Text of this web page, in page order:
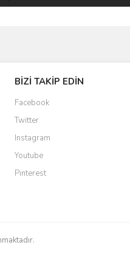
BİZİ TAKİP EDİN
Facebook
Twitter
Instagram
Youtube
Pinterest